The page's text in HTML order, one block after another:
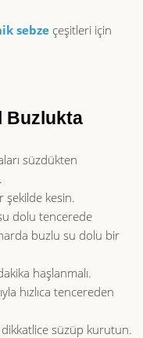
sebze çeşitleri için
Buzlukta
süzdükten
şekilde kesin.
dolu tencerede
buzlu su dolu bir
haşlanmalı.
hızlıca tencereden
dikkatlice süzüp kurutun.